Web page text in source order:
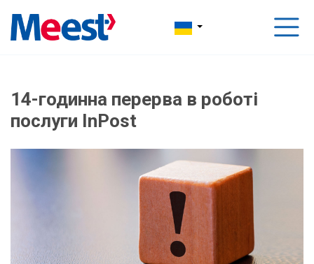
14-годинна перерва в роботі
послуги InPost